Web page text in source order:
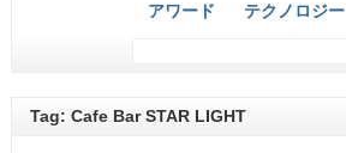
アワード テクノロジー
Tag: Cafe Bar STAR LIGHT